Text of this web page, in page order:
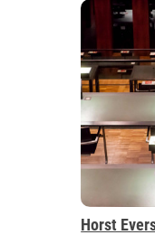
Horst